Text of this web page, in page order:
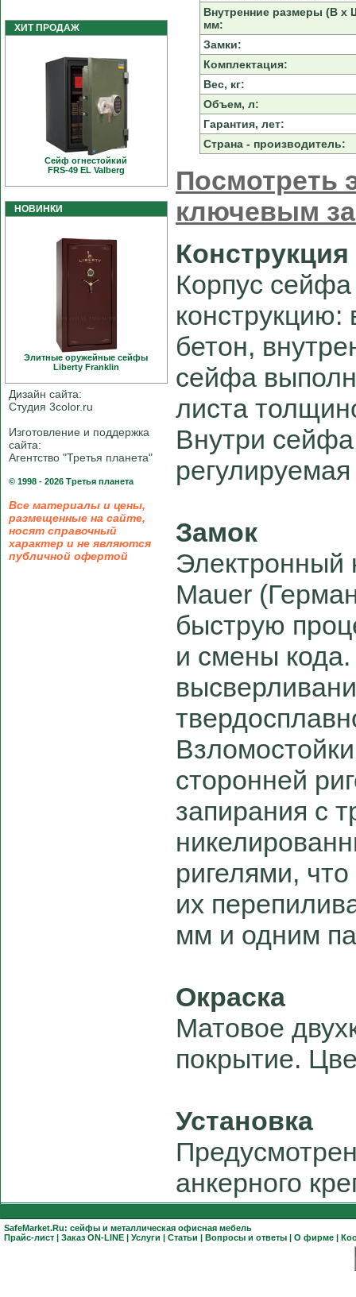
ХИТ ПРОДАЖ
Сейф огнестойкий
FRS-49 EL Valberg
НОВИНКИ
Элитные оружейные сейфы
Liberty Franklin
Дизайн сайта:
Студия 3color.ru
Изготовление и поддержка
сайта:
Агентство "Третья планета"
© 1998 - 2026 Третья планета
Все материалы и цены,
размещенные на сайте,
носят справочный
характер и не являются
публичной офертой
Внутренние размеры (В х
мм:
Замки:
Комплектация:
Вес, кг:
Объем, л:
Гарантия, лет:
Страна - производитель:
Посмотреть
ключевым
Конструкция
Корпус
конструкцию:
бетон,
сейфа
листа
Внутри
Замок
Электронный
Mauer
быструю
и смены
сторонней
запирания с
ригелями,
их
мм и одним
Окраска
Матовое
покрытие.
Установка
анкерного
SafeMarket.Ru: сейфы и металлическая офисная мебель
Прайс-лист | Заказ ON-LINE | Услуги | Статьи | Вопросы и ответы | О фирме |